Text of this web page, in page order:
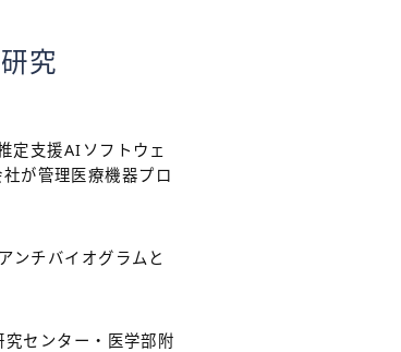
究
定支援AIソフトウェ
が管理医療機器プロ
ンチバイオグラムと
センター・医学部附